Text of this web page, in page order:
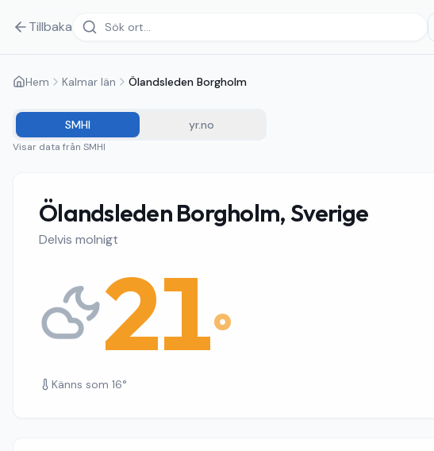
Tillbaka
Hem Kalmar län Ölandsleden Borgholm
SMHI yr.no
Visar data från SMHI
Ölandsleden Borgholm, Sverige
Delvis molnigt
21°
Känns som 16°